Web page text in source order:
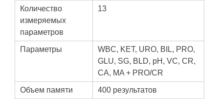
Количество
измеряемых
параметров
13
Параметры
WBC, KET, URO, BIL, PRO,
GLU, SG, BLD, pH, VC, CR,
CA, MA + PRO/CR
Объем памяти 400 результатов